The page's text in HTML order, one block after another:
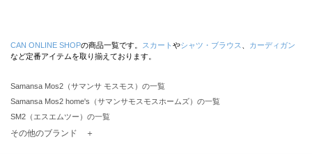
CAN ONLINE SHOPの商品一覧です。 スカート やシャツ・ブラウス
カーディガン
など定番アイテムを取り揃えております。
Samansa Mos2（サマンサ モスモス）の一覧
Samansa Mos2 home's（サマンサモスモスホームズ）の一覧
SM2（エスエムツー）の一覧
TSUHARU by Samansa Mos2（ツハルバイサマンサモスモス）の一覧
その他のブランド ＋